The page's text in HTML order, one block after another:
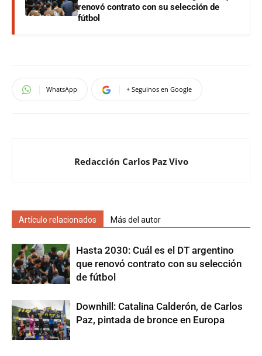
renovó contrato con su selección de
fútbol
WhatsApp + Seguinos en Google
Redacción Carlos Paz Vivo
Artículo relacionados Más del autor
Hasta 2030: Cuál es el DT argentino
que renovó contrato con su selección
de fútbol
Downhill: Catalina Calderón, de Carlos
Paz, pintada de bronce en Europa